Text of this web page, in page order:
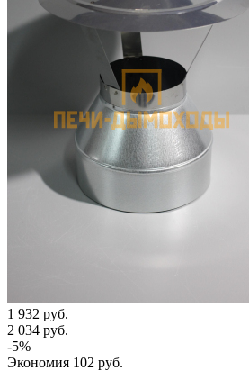
1 932 руб.
2 034 руб.
-5%
Экономия 102 руб.